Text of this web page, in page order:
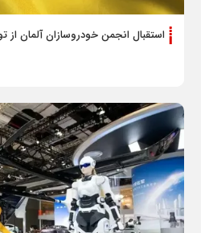
استقبال انجمن خودروسازان آلمان از